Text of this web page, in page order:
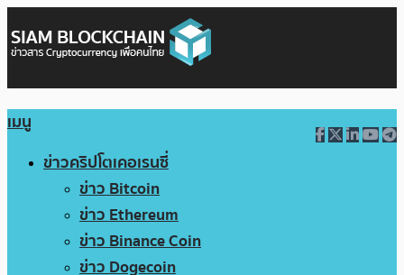
เมนู
ข่าวคริปโตเคอเรนซี่
ข่าว Bitcoin
ข่าว Ethereum
ข่าว Binance Coin
ข่าว Dogecoin